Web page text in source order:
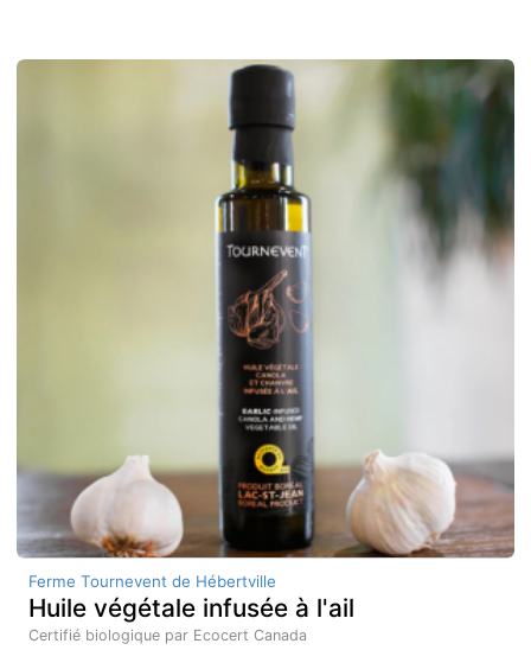
Ferme Tournevent de Hébertville
Huile végétale infusée à l'ail
Certifié biologique par Ecocert Canada